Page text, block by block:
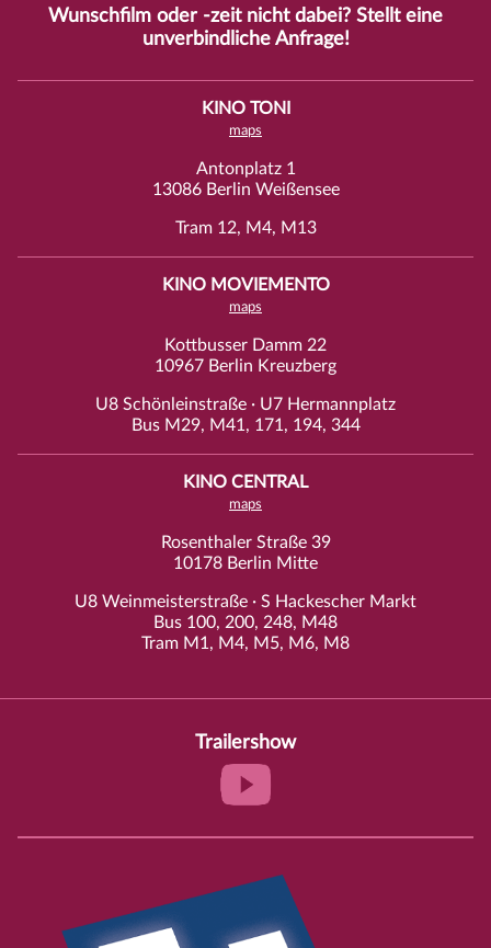
Wunschfilm oder -zeit nicht dabei? Stellt eine
unverbindliche Anfrage!
KINO TONI
maps
Antonplatz 1
13086 Berlin Weißensee
Tram 12, M4, M13
KINO MOVIEMENTO
maps
Kottbusser Damm 22
10967 Berlin Kreuzberg
U8 Schönleinstraße · U7 Hermannplatz
Bus M29, M41, 171, 194, 344
KINO CENTRAL
maps
Rosenthaler Straße 39
10178 Berlin Mitte
U8 Weinmeisterstraße · S Hackescher Markt
Bus 100, 200, 248, M48
Tram M1, M4, M5, M6, M8
Trailershow